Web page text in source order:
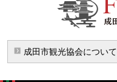
成田市観光協会について